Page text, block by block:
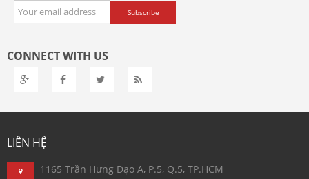
CONNECT WITH US
LIÊN HỆ
1165 Trần Hưng Đạo A, P.5, Q.5, TP.HCM